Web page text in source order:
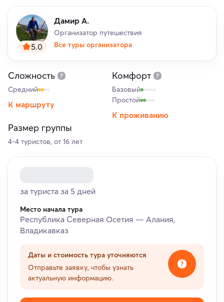
5.0
Дамир А.
Организатор путешествия
Все туры организатора
Сложность
Средний
К маршруту
Комфорт
Базовый
Простой
К проживанию
Размер группы
4-4 туристов, от 16 лет
за туриста за 5 дней
Место начала тура
Республика Северная Осетия — Алания,
Владикавказ
Даты и стоимость тура уточняются
Отправьте заявку, чтобы узнать
актуальную информацию.